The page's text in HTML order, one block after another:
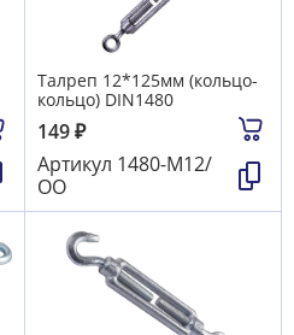
Талреп 12*125мм (кольцо-
кольцо) DIN1480
149₽
Артикул 1480-М12/
ОО